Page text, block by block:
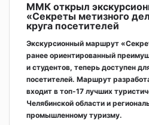
ММК открыл
«Секреты метизного
круга посетителей
Экскурсионный маршрут
ранее ориентированный
и студентов, теперь доступен
посетителей. Маршрут
входит в топ-17 лучших
Челябинской области и
промышленному туризму.